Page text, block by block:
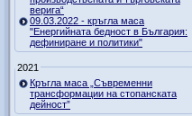
верига“
09.03.2022 - кръгла маса
"Енергийната бедност в България:
дефиниране и политики"
2021
Кръгла маса „Съвременни
трансформации на стопанската
дейност”